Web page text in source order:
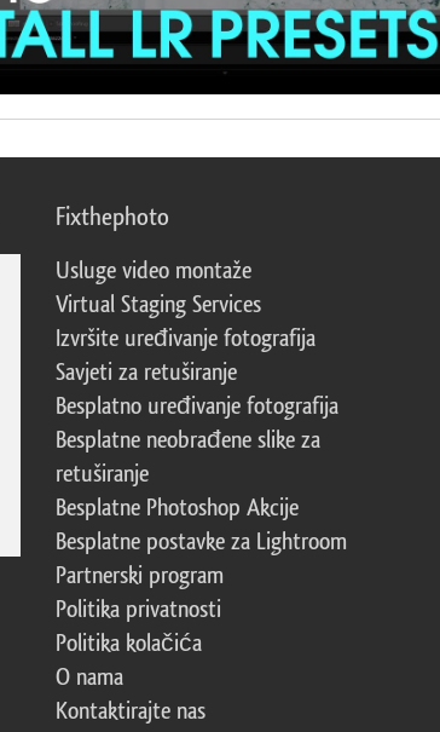
Fixthephoto
Usluge video montaže
Virtual Staging Services
Izvršite uređivanje fotografija
Savjeti za retuširanje
Besplatno uređivanje fotografija
Besplatne neobrađene slike za
retuširanje
Besplatne Photoshop Akcije
Besplatne postavke za Lightroom
Partnerski program
Politika privatnosti
Politika kolačića
O nama
Kontaktirajte nas